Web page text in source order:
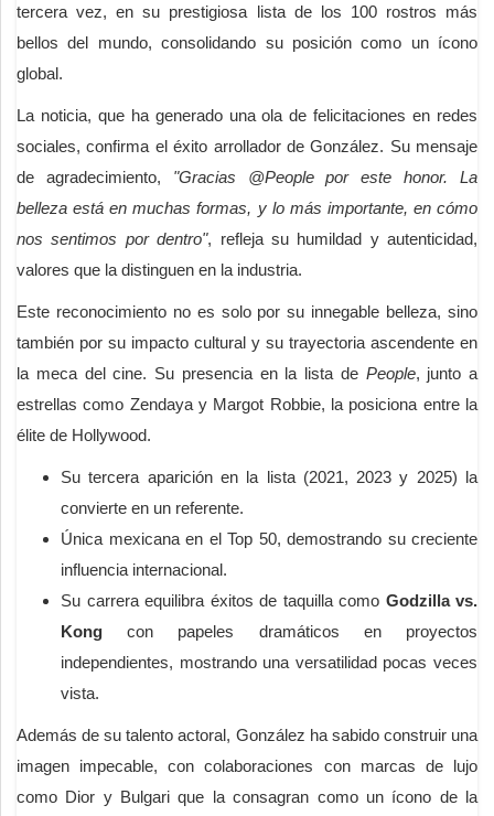
tercera vez, en su prestigiosa lista de los 100 rostros más
bellos del mundo, consolidando su posición como un ícono
global.
La noticia, que ha generado una ola de felicitaciones en redes
sociales, confirma el éxito arrollador de González. Su mensaje
de agradecimiento, "Gracias @People por este honor. La
belleza está en muchas formas, y lo más importante, en cómo
nos sentimos por dentro", refleja su humildad y autenticidad,
valores que la distinguen en la industria.
Este reconocimiento no es solo por su innegable belleza, sino
también por su impacto cultural y su trayectoria ascendente en
la meca del cine. Su presencia en la lista de People, junto a
estrellas como Zendaya y Margot Robbie, la posiciona entre la
élite de Hollywood.
Su tercera aparición en la lista (2021, 2023 y 2025) la
convierte en un referente.
Única mexicana en el Top 50, demostrando su creciente
influencia internacional.
Su carrera equilibra éxitos de taquilla como Godzilla vs.
Kong con papeles dramáticos en proyectos
independientes, mostrando una versatilidad pocas veces
vista.
Además de su talento actoral, González ha sabido construir una
imagen impecable, con colaboraciones con marcas de lujo
como Dior y Bulgari que la consagran como un ícono de la